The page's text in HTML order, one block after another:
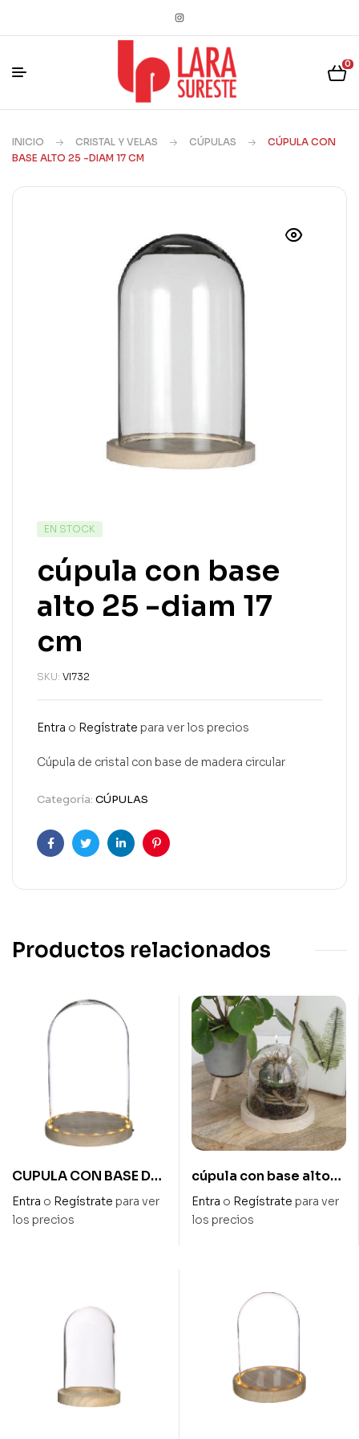
0
INICIO CRISTAL Y VELAS CÚPULAS
CÚPULA CON
BASE ALTO 25 -DIAM 17 CM
EN STOCK
cúpula con base
alto 25 -diam 17
cm
SKU: VI732
Entra o Regístrate para ver los precios
Cúpula de cristal con base de madera circular
Categoría: CÚPULAS
FacebookTwitterLinkedinPinterest
Productos relacionados
CUPULA CON BASE DE
MADERA CON LUZ
ALTO 25,5 cm x
Entra o Regístrate para ver
los precios
cúpula con base alto
10,5 cm -diam 8 cm
Entra o Regístrate para ver
los precios